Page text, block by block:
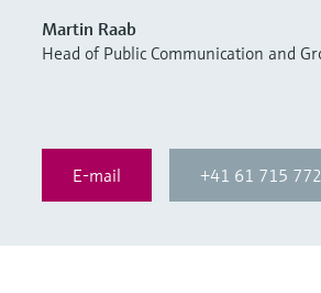
Martin Raab
Head of Public Communication and
E-mail +41 61 715